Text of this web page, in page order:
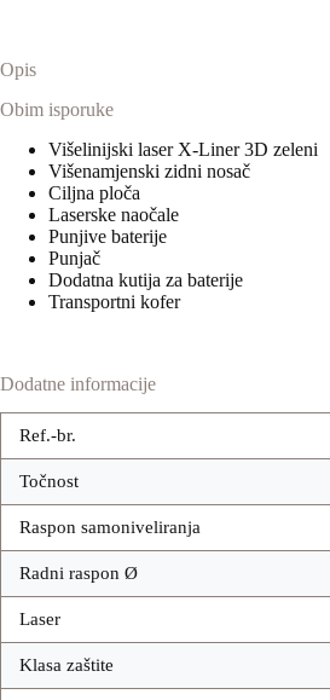
Opis
Obim isporuke
Višelinijski laser X-Liner 3D zeleni
Višenamjenski zidni nosač
Ciljna ploča
Laserske naočale
Punjive baterije
Punjač
Dodatna kutija za baterije
Transportni kofer
Dodatne informacije
Ref.-br.
Točnost
Raspon samoniveliranja
Radni raspon Ø
Laser
Klasa zaštite